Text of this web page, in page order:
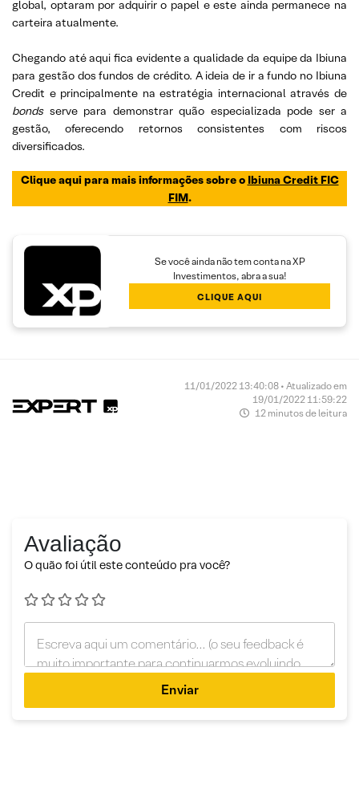
global, optaram por adquirir o papel e este ainda permanece na
carteira atualmente.
Chegando até aqui fica evidente a qualidade da equipe da Ibiuna
para gestão dos fundos de crédito. A ideia de ir a fundo no Ibiuna
Credit e principalmente na estratégia internacional através de
bondsserve para demonstrar quão especializada pode ser a
gestão, oferecendo retornos consistentes com riscos
diversificados.
Clique aqui para mais informações sobre o Ibiuna Credit FIC
FIM.
Se você ainda não tem conta na XP
Investimentos, abra a sua!
CLIQUE AQUI
11/01/2022 13:40:08 • Atualizado em
19/01/2022 11:59:22
12 minutos de leitura
Avaliação
O quão foi útil este conteúdo pra você?
Enviar